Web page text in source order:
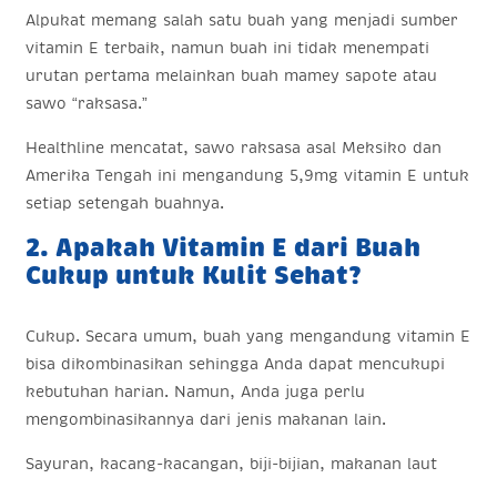
Alpukat memang salah satu buah yang menjadi sumber
vitamin E terbaik, namun buah ini tidak menempati
urutan pertama melainkan buah mamey sapote atau
sawo “raksasa.”
Healthline mencatat, sawo raksasa asal Meksiko dan
Amerika Tengah ini mengandung 5,9mg vitamin E untuk
setiap setengah buahnya.
2. Apakah Vitamin E dari Buah
Cukup untuk Kulit Sehat?
Cukup. Secara umum, buah yang mengandung vitamin E
bisa dikombinasikan sehingga Anda dapat mencukupi
kebutuhan harian. Namun, Anda juga perlu
mengombinasikannya dari jenis makanan lain.
Sayuran, kacang-kacangan, biji-bijian, makanan laut